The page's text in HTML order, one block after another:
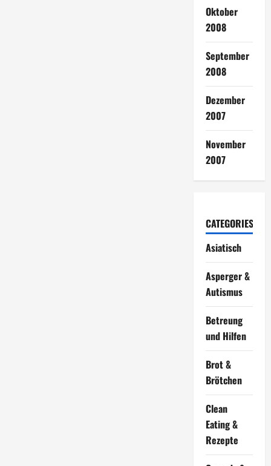
Oktober
2008
September
2008
Dezember
2007
November
2007
CATEGORIES
Asiatisch
Asperger &
Autismus
Betreung
und Hilfen
Brot &
Brötchen
Clean
Eating &
Rezepte